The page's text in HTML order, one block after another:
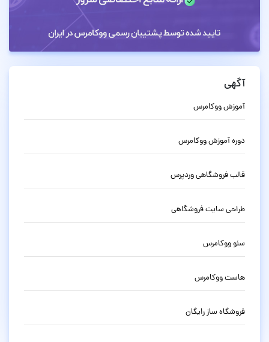
آگهی
آموزش ووکامرس
دوره آموزش ووکامرس
قالب فروشگاهی وردپرس
طراحی سایت فروشگاهی
سئو ووکامرس
هاست ووکامرس
فروشگاه ساز رایگان